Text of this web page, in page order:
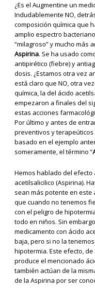
¿Es el Augmentine un
Indudablemente NO,
composición química que
amplio espectro
“milagroso” y mucho más
Aspirina. Se ha usado
antipirético (fiebre) y
dosis. ¿Estamos otra vez
está claro que NO, otra
química, la del ácido
empezaron a finales del
estas acciones
Por último y antes de
preventivos y
basado en el ejemplo
someramente, el término “
Hemos hablado del efecto
acetilsalicilico (Aspirina).
sean más potente en este
que cuando no tenemos
con el peligro de
todo en niños. Sin
medicamento con ácido
baja, pero si no la
hipotermia. Este efecto,
produce el mencionado
también actúan de la
de la Aspirina por ser